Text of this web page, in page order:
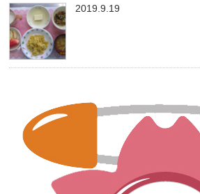
2019.9.19